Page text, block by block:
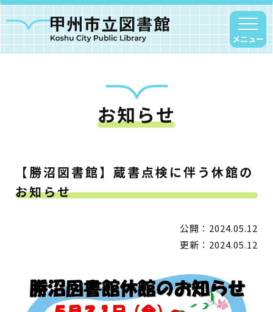
メニュー
お知らせ
【勝沼図書館】蔵書点検に伴う休館の
お知らせ
公開：2024.05.12
更新：2024.05.12
甲州市図書館について
塩山図書館
大和図書館
甘草屋敷子ども図書館
イベント